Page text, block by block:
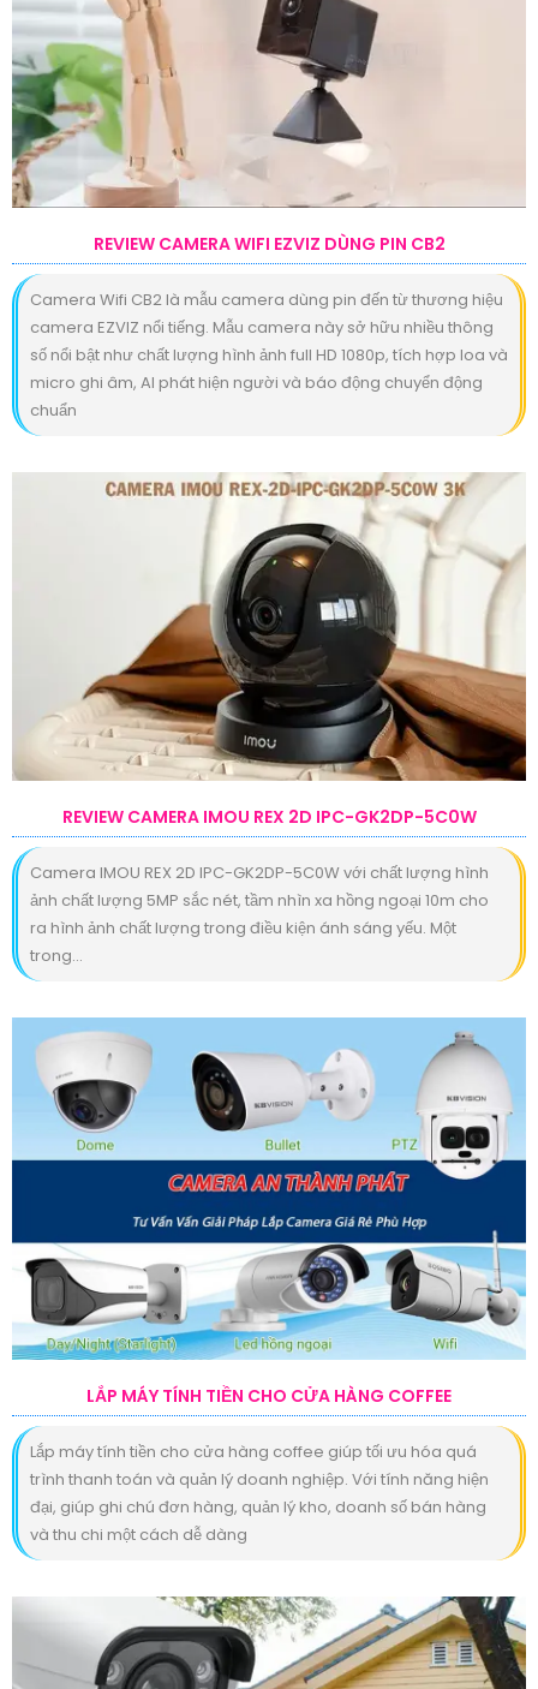
REVIEW CAMERA WIFI EZVIZ DÙNG PIN CB2
Camera Wifi CB2 là mẫu camera dùng pin đến từ thương hiệu
camera EZVIZ nổi tiếng. Mẫu camera này sở hữu nhiều thông
số nổi bật như chất lượng hình ảnh full HD 1080p, tích hợp loa và
micro ghi âm, AI phát hiện người và báo động chuyển động
chuẩn
REVIEW CAMERA IMOU REX 2D IPC-GK2DP-5C0W
Camera IMOU REX 2D IPC-GK2DP-5C0W với chất lượng hình
ảnh chất lượng 5MP sắc nét, tầm nhìn xa hồng ngoại 10m cho
ra hình ảnh chất lượng trong điều kiện ánh sáng yếu. Một
trong...
LẮP MÁY TÍNH TIỀN CHO CỬA HÀNG COFFEE
Lắp máy tính tiền cho cửa hàng coffee giúp tối ưu hóa quá
trình thanh toán và quản lý doanh nghiệp. Với tính năng hiện
đại, giúp ghi chú đơn hàng, quản lý kho, doanh số bán hàng
và thu chi một cách dễ dàng